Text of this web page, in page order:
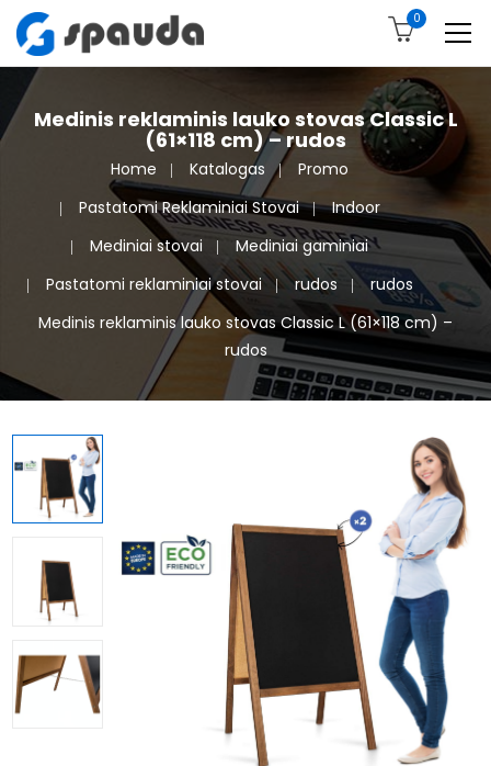
0
Medinis reklaminis lauko stovas Classic L
(61×118 cm) – rudos
Home Katalogas
Promo
Pastatomi Reklaminiai Stovai
Indoor
Mediniai stovai
Mediniai gaminiai
Pastatomi reklaminiai stovai
rudos
rudos
Medinis reklaminis lauko stovas Classic L (61×118 cm) –
rudos